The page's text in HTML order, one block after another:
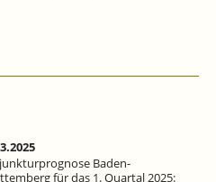
Baden-
für das 1. Quartal 2025: